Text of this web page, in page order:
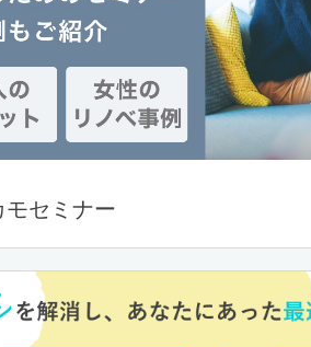
セミナー